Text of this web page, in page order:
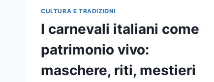
CULTURA E TRADIZIONI
I carnevali italiani come
patrimonio vivo:
maschere, riti, mestieri